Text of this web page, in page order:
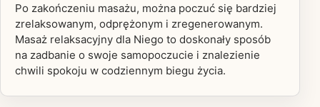
Po zakończeniu masażu, można poczuć się bardziej
zrelaksowanym, odprężonym i zregenerowanym.
Masaż relaksacyjny dla Niego to doskonały sposób
na zadbanie o swoje samopoczucie i znalezienie
chwili spokoju w codziennym biegu życia.